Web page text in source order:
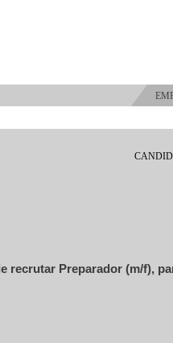
recrutar Preparador (m/f),